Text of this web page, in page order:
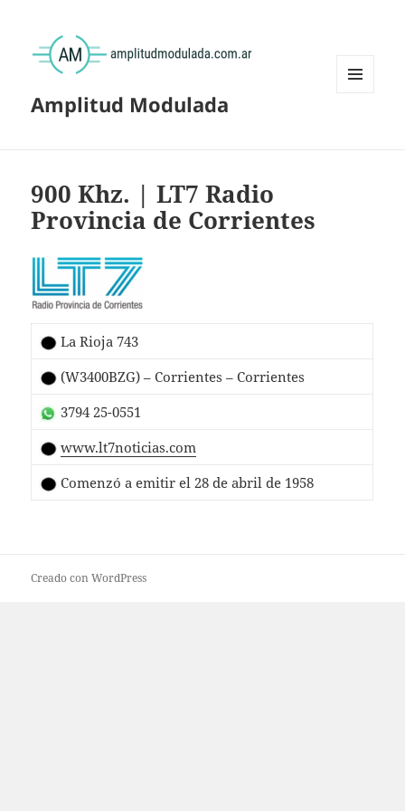
Amplitud Modulada
900 Khz. | LT7 Radio
Provincia de Corrientes
La Rioja 743
(W3400BZG) – Corrientes – Corrientes
3794 25-0551
www.lt7noticias.com
Comenzó a emitir el 28 de abril de 1958
Creado con WordPress